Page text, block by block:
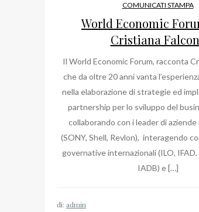
COMUNICATI STAMPA
World Economic
Cristiana
Il World Economic Forum, racconta
che da oltre 20 anni vanta
nella elaborazione di strategie ed
partnership per lo sviluppo del
collaborando con i leader di
(SONY, Shell, Revlon), interagendo
governative internazionali (ILO, IFAD,
IADB) e […]
di: admin